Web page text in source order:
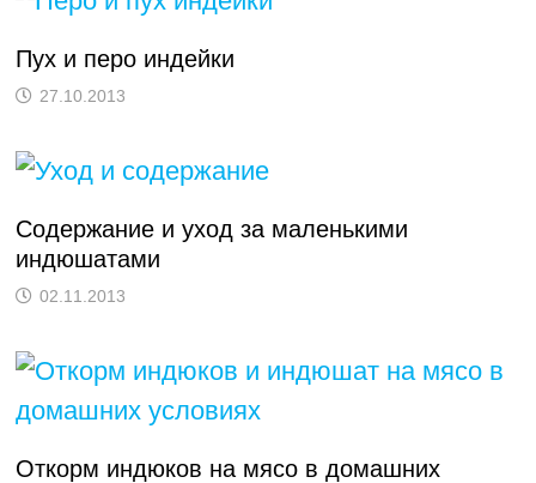
Пух и перо индейки
27.10.2013
Содержание и уход за маленькими
индюшатами
02.11.2013
Откорм индюков на мясо в домашних